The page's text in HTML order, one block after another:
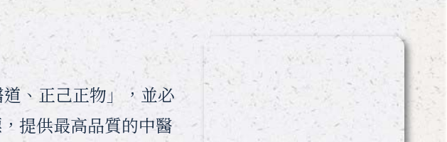
、正己正物」，並必
提供最高品質的中醫